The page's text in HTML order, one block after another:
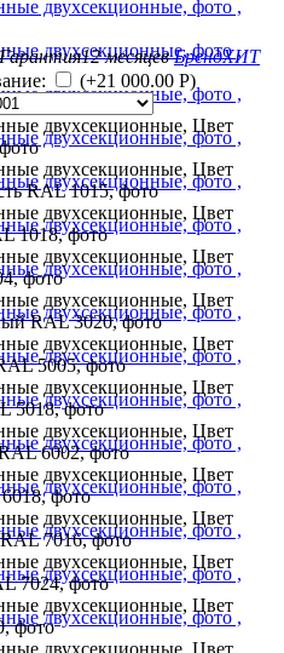
Гарантия12 месяцев БрендХИТ
(+21 000.00 Р)